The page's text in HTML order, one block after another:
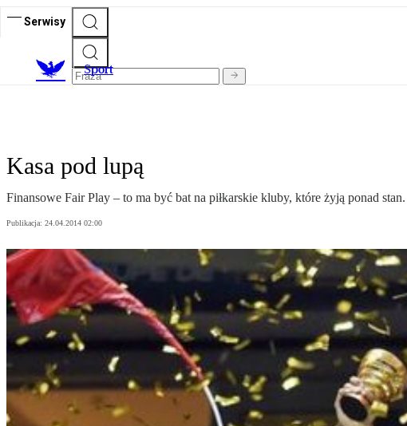
Serwisy
Sport
Kasa pod lupą
Finansowe Fair Play – to ma być bat na piłkarskie kluby, które żyją ponad stan.
Publikacja: 24.04.2014 02:00